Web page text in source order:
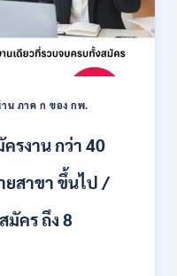
าน ภาค ก ของ กพ.
รงาน กว่า 40
สาขา ขึ้นไป /
คร ถึง 8